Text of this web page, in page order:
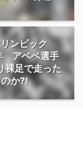
ンピック
アベベ選手
裸足で走った
のか?!